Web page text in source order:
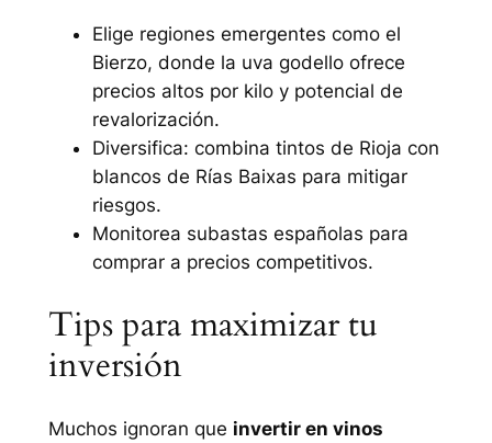
Elige regiones emergentes como el
Bierzo, donde la uva godello ofrece
precios altos por kilo y potencial de
revalorización.
Diversifica: combina tintos de Rioja con
blancos de Rías Baixas para mitigar
riesgos.
Monitorea subastas españolas para
comprar a precios competitivos.
Tips para maximizar tu
inversión
Muchos ignoran que invertir en vinos